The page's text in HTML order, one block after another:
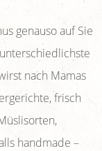
genauso auf Sie
nach Mamas
frisch
handmade –